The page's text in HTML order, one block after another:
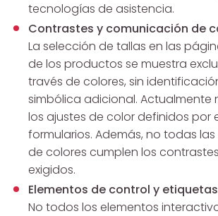
tecnologías de asistencia.
Contrastes y comunicación de
La selección de tallas en las
de los productos se muestra
través de colores, sin
simbólica adicional. Actualmente
los ajustes de color definidos por
formularios. Además, no todas
de colores cumplen los
exigidos.
Elementos de control y etiquetas
No todos los elementos